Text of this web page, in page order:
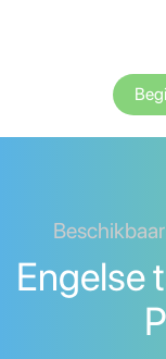
Engelse